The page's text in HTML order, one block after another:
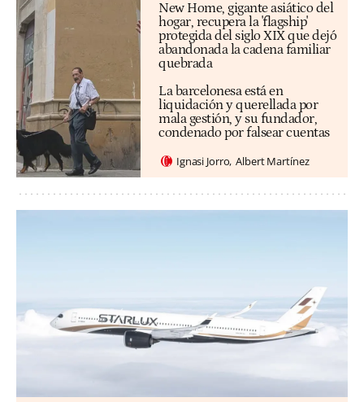
New Home, gigante asiático del
hogar, recupera la 'flagship'
protegida del siglo XIX que dejó
abandonada la cadena familiar
quebrada
La barcelonesa está en
liquidación y querellada por
mala gestión, y su fundador,
condenado por falsear cuentas
Ignasi Jorro Albert Martínez